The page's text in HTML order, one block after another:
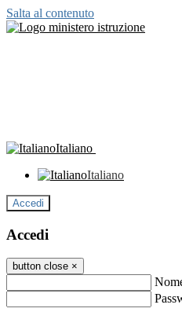
Salta al contenuto
Italiano
Italiano
Accedi
Accedi
button close ×